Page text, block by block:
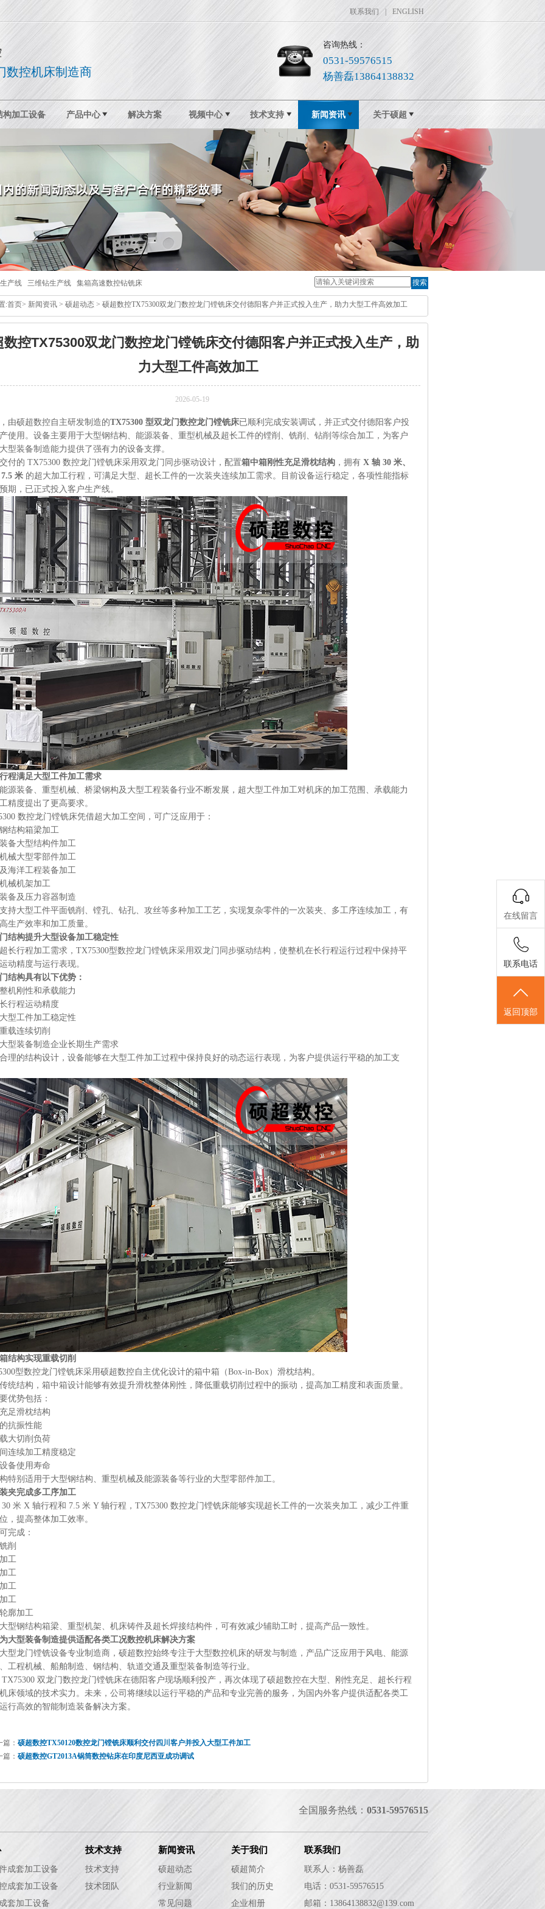
联系我们 ENGLISH
数控机床制造商
咨询热线：
0531-59576515
杨善磊13864138832
构加工设备 产品中心 解决方案 视频中心 技术支持 新闻资讯 关于硕超
产线 三维钻生产线 集箱高速数控钻铣床 搜索
:首页> 新闻资讯 > 硕超动态 > 硕超数控TX75300双龙门数控龙门镗铣床交付德阳客户并正式投入生产，助力大型工件高效加工
数控TX75300双龙门数控龙门镗铣床交付德阳客户并正式投入生产，助
力大型工件高效加工
2026-05-19
由硕超数控自主研发制造的TX75300 型双龙门数控龙门镗铣床已顺利完成安装调试，并正式交付德阳客户投
使用。设备主要用于大型钢结构、能源装备、重型机械及超长工件的镗削、铣削、钻削等综合加工，为客户
型装备制造能力提供了强有力的设备支撑。
付的 TX75300 数控龙门镗铣床采用双龙门同步驱动设计，配置箱中箱刚性充足滑枕结构 ，拥有 X 轴 30 米、
米 的超大加工行程，可满足大型、超长工件的一次装夹连续加工需求。目前设备运行稳定，各项性能指标
期，已正式投入客户生产线。
程满足大型工件加工需求
源装备、重型机械、桥梁钢构及大型工程装备行业不断发展，超大型工件加工对机床的加工范围、承载能力
精度提出了更高要求。
数控龙门镗铣床凭借超大加工空间，可广泛应用于：
结构箱梁加工
备大型结构件加工
械大型零部件加工
海洋工程装备加工
械机架加工
备及压力容器制造
持大型工件平面铣削、镗孔、钻孔、攻丝等多种加工工艺，实现复杂零件的一次装夹、多工序连续加工，有
生产效率和加工质量。
结构提升大型设备加工稳定性
长行程加工需求，TX75300型数控龙门镗铣床采用双龙门同步驱动结构，使整机在长行程运行过程中保持平
动精度与运行表现。
结构具有以下优势：
机刚性和承载能力
行程运动精度
型工件加工稳定性
载连续切削
型装备制造企业长期生产需求
理的结构设计，设备能够在大型工件加工过程中保持良好的动态运行表现，为客户提供运行平稳的加工支
结构实现重载切削
型数控龙门镗铣床采用硕超数控自主优化设计的箱中箱（Box-in-Box）滑枕结构。
统结构，箱中箱设计能够有效提升滑枕整体刚性，降低重载切削过程中的振动，提高加工精度和表面质量。
优势包括：
足滑枕结构
抗振性能
大切削负荷
连续加工精度稳定
备使用寿命
特别适用于大型钢结构、重型机械及能源装备等行业的大型零部件加工。
夹完成多工序加工
米 X 轴行程和 7.5 米 Y 轴行程，TX75300 数控龙门镗铣床能够实现超长工件的一次装夹加工，减少工件重
，提高整体加工效率。
完成：
削
工
工
工
工
廓加工
型钢结构箱梁、重型机架、机床铸件及超长焊接结构件，可有效减少辅助工时，提高产品一致性。
大型装备制造提供适配各类工况数控机床解决方案
型龙门镗铣设备专业制造商，硕超数控始终专注于大型数控机床的研发与制造，产品广泛应用于风电、能源
工程机械、船舶制造、钢结构、轨道交通及重型装备制造等行业。
双龙门数控龙门镗铣床在德阳客户现场顺利投产，再次体现了硕超数控在大型、刚性充足、超长行程
床领域的技术实力。未来，公司将继续以运行平稳的产品和专业完善的服务，为国内外客户提供适配各类工
行高效的智能制造装备解决方案。
篇： 硕超数控TX50120数控龙门镗铣床顺利交付四川客户并投入大型工件加工
篇： 硕超数控GT2013A锅筒数控钻床在印度尼西亚成功调试
全国服务热线： 0531-59576515
成套加工设备
成套加工设备
套加工设备
技术支持
技术支持
技术团队
新闻资讯
硕超动态
行业新闻
常见问题
关于我们
硕超简介
我们的历史
企业相册
联系我们
联系人：杨善磊
电话：0531-59576515
邮箱： 13864138832@139.com
在线留言
联系电话
返回顶部